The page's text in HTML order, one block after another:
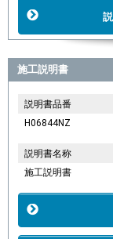
施工説明書
説明書品番
H06844NZ
説明書名称
施工説明書